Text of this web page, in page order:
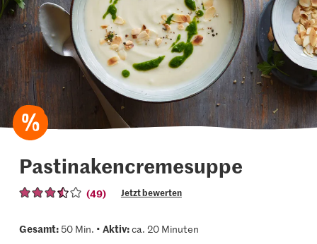
Pastinakencremesuppe
(49) Jetzt bewerten
Gesamt:50 Min. • Aktiv:ca. 20 Minuten